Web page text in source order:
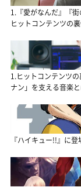
1.『愛がなんだ』『
ヒットコンテンツの
1.ヒットコンテンツ
ナン」を支える音楽と
『ハイキュー!!』に